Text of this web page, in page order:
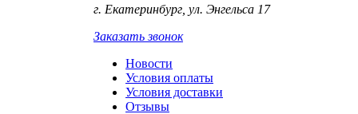
г. Екатеринбург, ул. Энгельса 17
Заказать звонок
Новости
Условия оплаты
Условия доставки
Отзывы